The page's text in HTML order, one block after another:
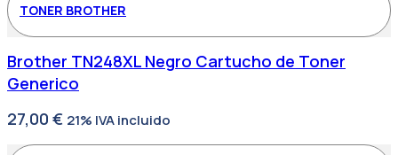
TONER BROTHER
Brother TN248XL Negro Cartucho de Toner
Generico
27,00 € 21% IVA incluido